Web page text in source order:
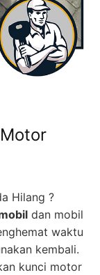
Hilang ?
dan mobil
waktu
kembali.
kunci motor